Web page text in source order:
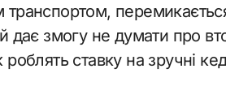
транспортом,
дає змогу не думати про
роблять ставку на зручні